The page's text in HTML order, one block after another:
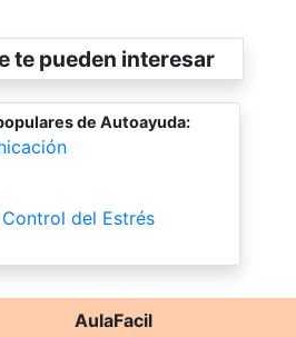
te pueden interesar
de Autoayuda:
del Estrés
AulaFacil